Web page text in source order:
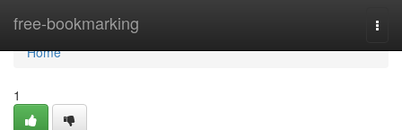
free-bookmarking
Home
Home
1